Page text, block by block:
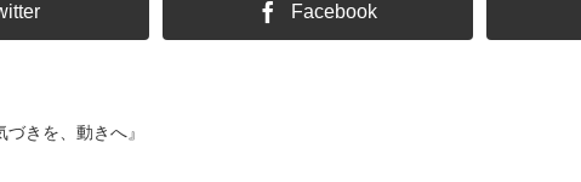
Facebook
きを、動きへ』